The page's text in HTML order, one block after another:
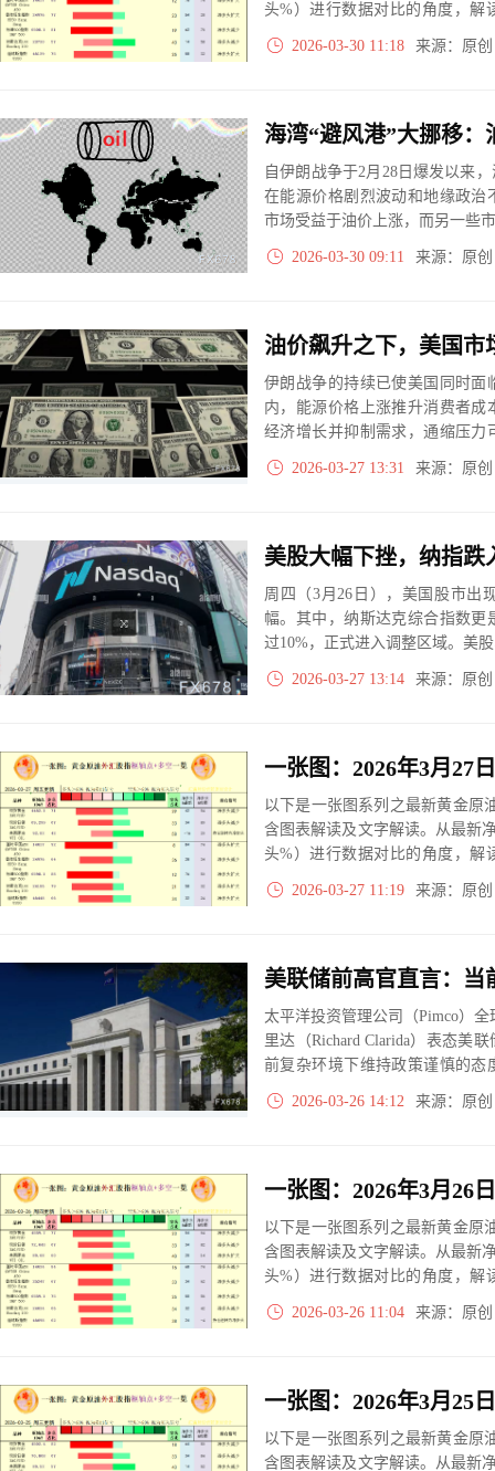
头%）进行数据对比的角度，解
大、净多头减小、净空头无变
实际数据对比结果对应展示其中
2026-03-30 11:18 来源：原
自伊朗战争于2月28日爆发以来
在能源价格剧烈波动和地缘政治
市场受益于油价上涨，而另一些
2026-03-30 09:11 来源：原
伊朗战争的持续已使美国同时面
内，能源价格上涨推升消费者
经济增长并抑制需求，通缩压力
性上升都将给金融市场带来更大
2026-03-27 13:31 来源：原
周四（3月26日），美国股市出
幅。其中，纳斯达克综合指数更
过10%，正式进入调整区域。美
预计美国股市短期内仍将面临较
2026-03-27 13:14 来源：原
以下是一张图系列之最新黄金原
含图表解读及文字解读。从最新
头%）进行数据对比的角度，解
大、净多头减小、净空头无变
实际数据对比结果对应展示其中
2026-03-27 11:19 来源：原
美联储前高官直言：当
太平洋投资管理公司（Pimco）
里达（Richard Clarida）表态美
前复杂环境下维持政策谨慎的态
球经济不确定性加剧的背景下，
2026-03-26 14:12 来源：原
以下是一张图系列之最新黄金原
含图表解读及文字解读。从最新
头%）进行数据对比的角度，解
大、净多头减小、净空头无变
实际数据对比结果对应展示其中
2026-03-26 11:04 来源：原
以下是一张图系列之最新黄金原
含图表解读及文字解读。从最新